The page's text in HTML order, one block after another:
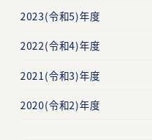
2023(令和5)年度
2022(令和4)年度
2021(令和3)年度
2020(令和2)年度